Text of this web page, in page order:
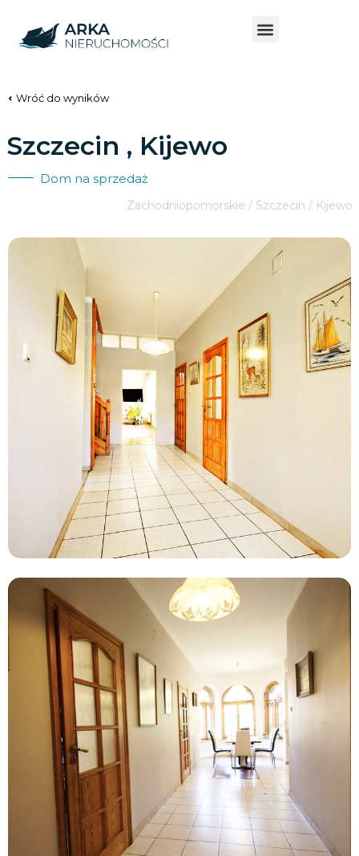
Wróć do wyników
Szczecin , Kijewo
Dom na sprzedaż
Zachodniopomorskie / Szczecin / Kijewo
Zobacz wszystkie